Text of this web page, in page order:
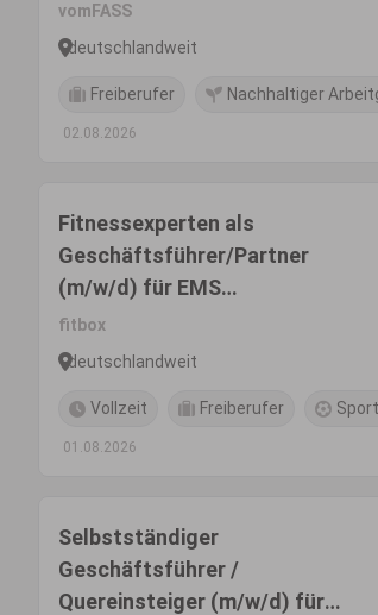
vomFASS
deutschlandweit
Freiberufer Nachhaltiger
02.08.2026
Fitnessexperten als
Geschäftsführer/Partner
(m/w/d) für EMS
Fitnessstudio
fitbox
deutschlandweit
Vollzeit Freiberufer
01.08.2026
Selbstständiger
Geschäftsführer /
Quereinsteiger (m/w/d) für